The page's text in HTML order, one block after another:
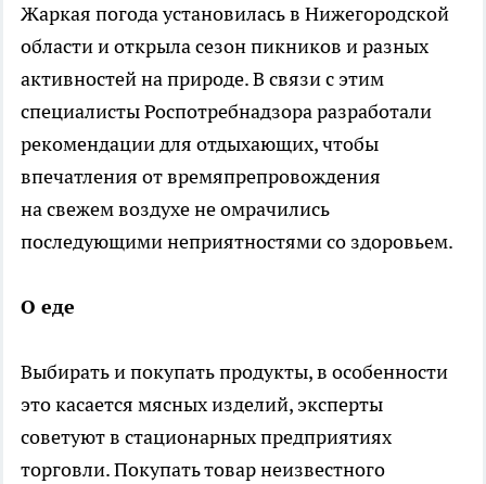
Жаркая погода установилась в Нижегородской
области и открыла сезон пикников и разных
активностей на природе. В связи с этим
специалисты Роспотребнадзора разработали
рекомендации для отдыхающих, чтобы
впечатления от времяпрепровождения
на свежем воздухе не омрачились
последующими неприятностями со здоровьем.
О еде
Выбирать и покупать продукты, в особенности
это касается мясных изделий, эксперты
советуют в стационарных предприятиях
торговли. Покупать товар неизвестного